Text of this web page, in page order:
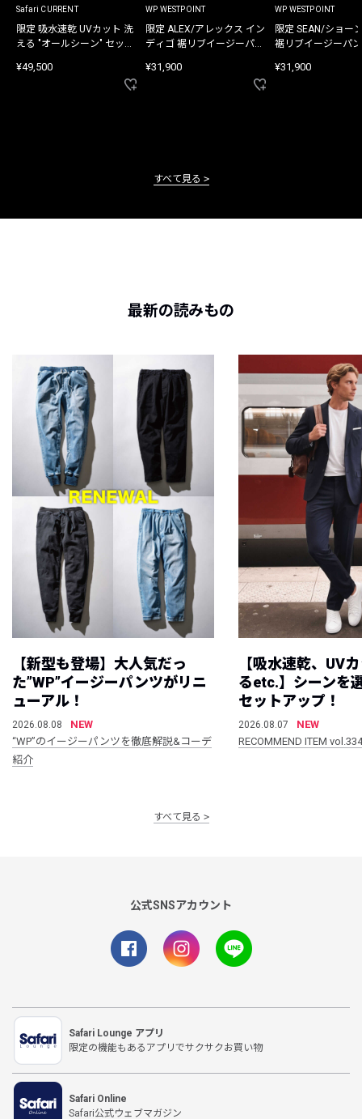
Safari CURRENT
限定 吸水速乾 UVカット 洗
える "オールシーン" セット
¥49,500
WP WESTPOINT
限定 ALEX/アレックス イン
ディゴ 裾リブイージーパン
¥31,900
WP WESTPOINT
限定 SEAN/ショー
裾リブイージーパ
¥31,900
すべて見る
最新の読みもの
【新型も登場】大人気だっ
た”WP”イージーパンツがリニ
ューアル！
2026.08.08
NEW
“WP”のイージーパンツを徹底解説&コーデ
紹介
【吸水速乾、UV
るetc.】シーンを
セットアップ！
2026.08.07
NEW
RECOMMEND ITEM vol.334
すべて見る
公式SNSアカウント
Safari Lounge アプリ
限定の機能もあるアプリでサクサクお買い物
Safari Online
Safari公式ウェブマガジン